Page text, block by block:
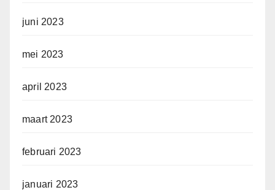
juni 2023
mei 2023
april 2023
maart 2023
februari 2023
januari 2023